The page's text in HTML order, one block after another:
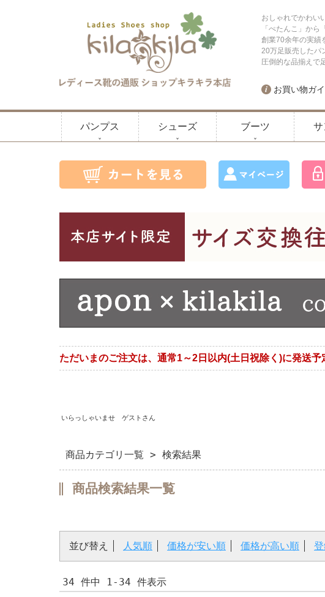
おしゃれでかわい
「ぺたんこ」から
創業70余年の実績
20万足販売したパ
圧倒的な品揃えで
お買い物ガ
パンプス シューズ ブーツ
ただいまのご注文は、通常1～2日以内(土日祝除く)に発送予
いらっしゃいませ ゲストさん
商品カテゴリ一覧 > 検索結果
商品検索結果一覧
並び替え 人気順 価格が安い順 価格が高い順
34 件中 1-34 件表示